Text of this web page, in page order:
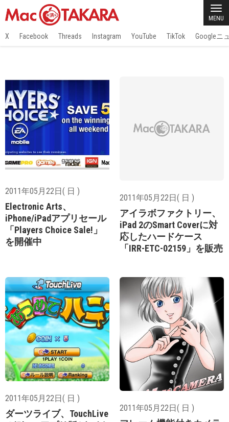
MENU
X Facebook Threads Instagram YouTube TikTok Googleニ
2011年05月22日( 日 )
Electronic Arts、
iPhone/iPadアプリセール
「Players Choice Sale!」
を開催中
2011年05月22日( 日 )
アイラボファクトリー、
iPad 2のSmart Coverに対
応したハードケース
「IRR-ETC-02159」を販売
2011年05月22日( 日 )
ダーツライブ、TouchLive
2011年05月22日( 日 )